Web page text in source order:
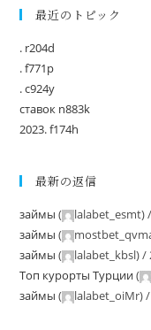
最近のトピック
. r204d
. f771p
. c924y
ставок n883k
2023. f174h
最新の返信
займы ( lalabet_esmt)
займы (
займы ( lalabet_kbsl) /
Tоп курорты Tурции(
займы ( lalabet_oiMr)